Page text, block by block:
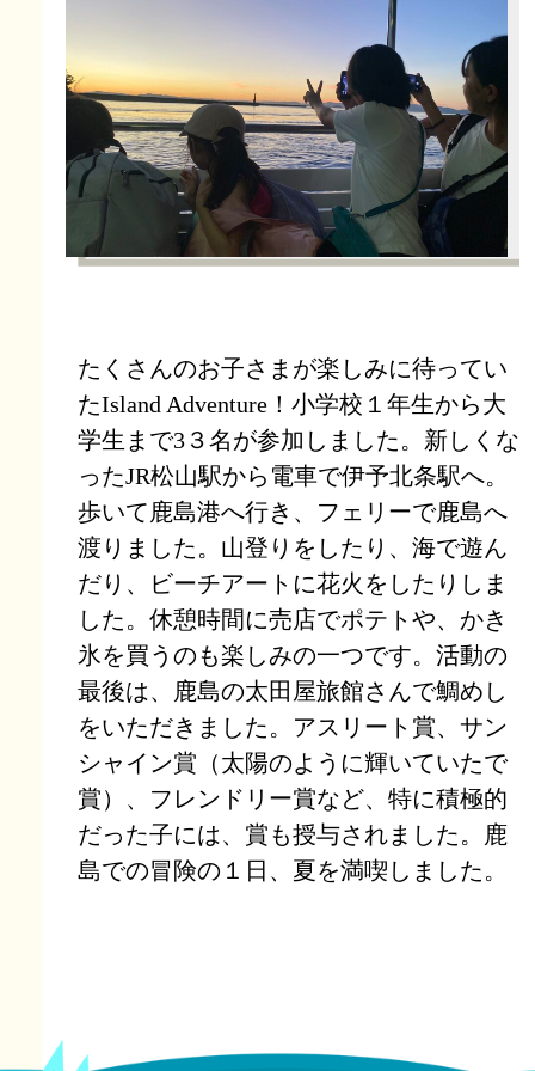
たくさんのお子さまが楽しみに待ってい
たIsland Adventure！小学校１年生から大
学生まで3３名が参加しました。新しくな
ったJR松山駅から電車で伊予北条駅へ。
歩いて鹿島港へ行き、フェリーで鹿島へ
渡りました。山登りをしたり、海で遊ん
だり、ビーチアートに花火をしたりしま
した。休憩時間に売店でポテトや、かき
氷を買うのも楽しみの一つです。活動の
最後は、鹿島の太田屋旅館さんで鯛めし
をいただきました。アスリート賞、サン
シャイン賞（太陽のように輝いていたで
賞）、フレンドリー賞など、特に積極的
だった子には、賞も授与されました。鹿
島での冒険の１日、夏を満喫しました。